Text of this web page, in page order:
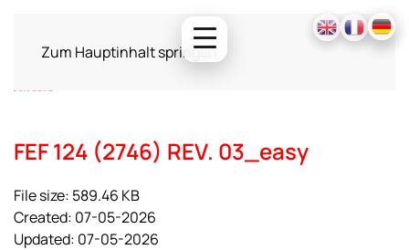
Zum Hauptinhalt springen
FEF 124 (2746) REV. 03_easy
File size: 589.46 KB
Created: 07-05-2026
Updated: 07-05-2026